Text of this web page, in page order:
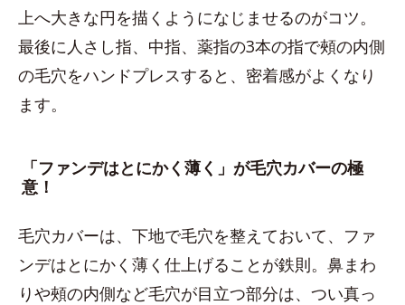
上へ大きな円を描くようになじませるのがコツ。
最後に人さし指、中指、薬指の3本の指で頰の内側
の毛穴をハンドプレスすると、密着感がよくなり
ます。
「ファンデはとにかく薄く」が毛穴カバーの極
意！
毛穴カバーは、下地で毛穴を整えておいて、ファ
ンデはとにかく薄く仕上げることが鉄則。鼻まわ
りや頰の内側など毛穴が目立つ部分は、つい真っ